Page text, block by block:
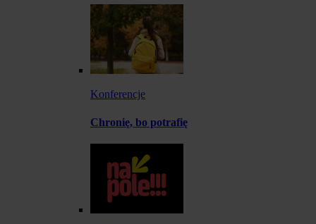
Konferencje
Chronię, bo potrafię